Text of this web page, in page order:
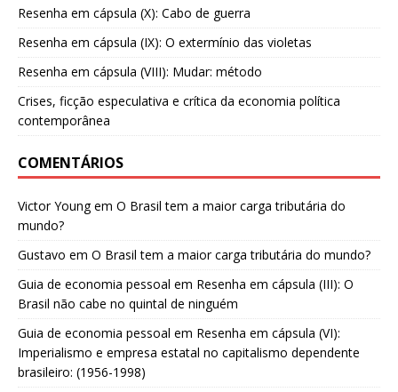
Resenha em cápsula (X): Cabo de guerra
Resenha em cápsula (IX): O extermínio das violetas
Resenha em cápsula (VIII): Mudar: método
Crises, ficção especulativa e crítica da economia política
contemporânea
COMENTÁRIOS
Victor Youngem O Brasil tem a maior carga tributária do
mundo?
Gustavo em O Brasil tem a maior carga tributária do mundo?
Guia de economia pessoal em Resenha em cápsula (III): O
Brasil não cabe no quintal de ninguém
Guia de economia pessoal em Resenha em cápsula (VI):
Imperialismo e empresa estatal no capitalismo dependente
brasileiro: (1956-1998)